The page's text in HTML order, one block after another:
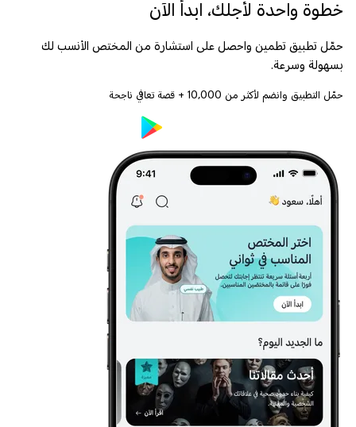
خطوة واحدة لأجلك، ابدأ الآن
حمّل تطبيق تطمين واحصل على استشارة من المختص الأنسب لك
بسهولة وسرعة.
حمّل التطبيق وانضم لأكثر من 10,000 + قصة تعافي ناجحة